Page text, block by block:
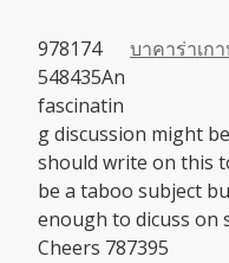
บาคาร่าเก
978174
548435An
fascinatin
g discussion might
should write on this
be a taboo subject
enough to dicuss on
Cheers 787395